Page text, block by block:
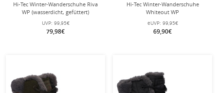
Hi-Tec Winter-Wanderschuhe Riva
WP (wasserdicht, gefüttert)
beigebraun Damen
UVP: 99,95€
79,98€
Hi-Tec Winter-Wanderschuhe
Whiteout WP
(waterproof/wasserdicht) schwarz
Damen
eUVP: 99,95€
69,90€